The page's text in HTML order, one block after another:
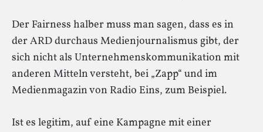
Der Fairness halber muss man sagen, dass es in
der ARD durchaus Medienjournalismus gibt, der
sich nicht als Unternehmenskommunikation mit
anderen Mitteln versteht, bei „Zapp“ und im
Medienmagazin von Radio Eins, zum Beispiel.
Ist es legitim, auf eine Kampagne mit einer